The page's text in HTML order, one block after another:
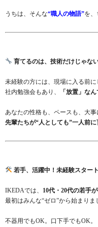
うちは、そんな“職人の物語”を、
育てるのは、技術だけじゃない
未経験の方には、現場に入る前に
社内勉強会もあり、
「放置」な
あなたの性格も、ペースも、大事
先輩たちが“人としても”一人前に
若手、活躍中！未経験スター
IKEDAでは、 10代・20代の若手
最初はみんな“ゼロ”から始まりま
不器用でもOK。口下手でもOK。